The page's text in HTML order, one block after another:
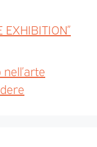
EXHIBITION”